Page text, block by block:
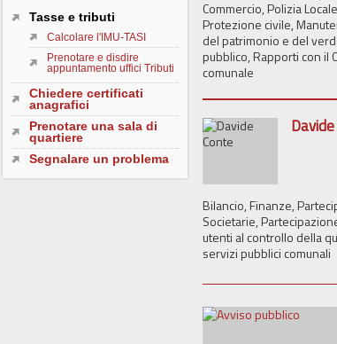
Commercio, Polizia
Protezione civile,
del patrimonio e del
pubblico, Rapporti con il
comunale
Bilancio, Finanze,
Societarie,
utenti al controllo della
servizi pubblici comunali
Tasse e tributi
Calcolare l'IMU-TASI
Prenotare e disdire
appuntamento uffici Tributi
Chiedere certificati
anagrafici
Prenotare una sala di
quartiere
Segnalare un problema